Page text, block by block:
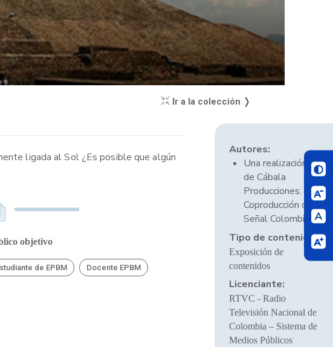
Ir a la colección ❭
ligada al Sol ¿Es posible que algún
objetivo
de EPBM Docente EPBM
Autores:
Una realización
de Cábala
Producciones.
Coproducción con
Señal Colombia.
Tipo de contenido:
Exposición de
contenidos
Licenciante:
RTVC - Radio
Televisión Nacional de
Colombia – Sistema de
Medios Públicos